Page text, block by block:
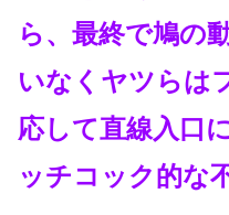
ら、最終で鳩の
いなくヤツらは
応して直線入口
ッチコック的な